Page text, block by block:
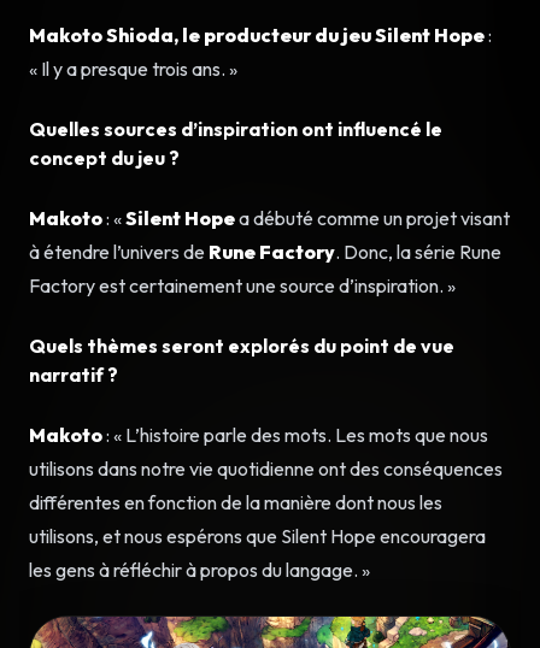
Makoto Shioda, le producteur du jeu Silent Hope:
« Il y a presque trois ans. »
Quelles sources d’inspiration ont influencé le
concept du jeu ?
Makoto: «Silent Hopea débuté comme un projet visant
à étendre l’univers de Rune Factory. Donc, la série Rune
Factory est certainement une source d’inspiration. »
Quels thèmes seront explorés du point de vue
narratif ?
Makoto: « L’histoire parle des mots. Les mots que nous
utilisons dans notre vie quotidienne ont des conséquences
différentes en fonction de la manière dont nous les
utilisons, et nous espérons que Silent Hope encouragera
les gens à réfléchir à propos du langage. »